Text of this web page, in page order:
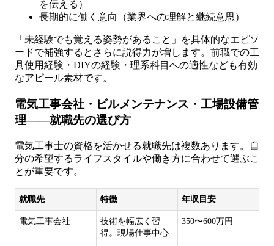
を伝える）
長期的に働く意向（業界への理解と継続意思）
「未経験でも覚える姿勢があること」を具体的なエピソ
ードで補強するとさらに説得力が増します。前職での工
具使用経験・DIYの経験・理系科目への適性なども有効
なアピール素材です。
電気工事会社・ビルメンテナンス・工場設備管
理——就職先の選び方
電気工事士の資格を活かせる就職先は複数あります。自
分の希望するライフスタイルや働き方に合わせて選ぶこ
とが重要です。
就職先 特徴 年収目安
電気工事会社
技術を幅広く習
得。現場仕事中心
350〜600万円